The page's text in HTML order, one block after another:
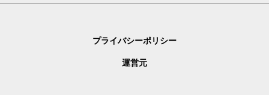
プライバシーポリシー
運営元